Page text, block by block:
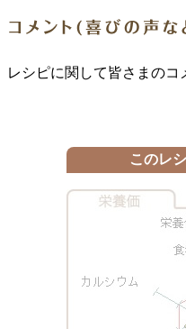
レシピに関して皆さまのコ
このレ